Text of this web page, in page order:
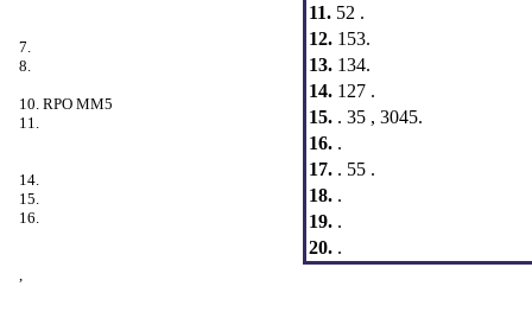
7.
8.
10. RPO MM5
11.
14.
15.
16.
,
11. 52 .
12. 153.
13. 134.
14. 127 .
15. . 35 , 3045.
16. .
17. . 55 .
18. .
19. .
20. .